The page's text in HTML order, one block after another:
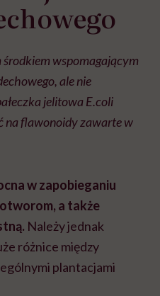
środkiem wspomagającym
ale nie
jelitowa E.coli
na flawonoidy zawarte w
w zapobieganiu
a także
Należy jednak
różnice między
plantacjami